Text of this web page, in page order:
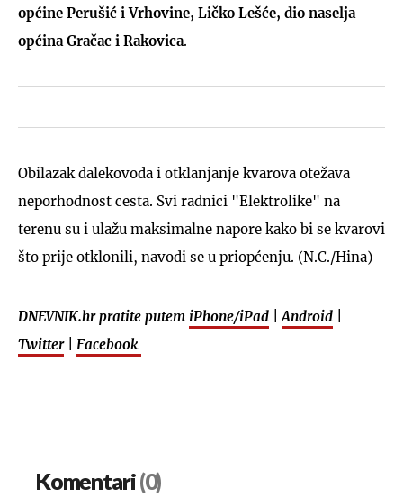
općine Perušić i Vrhovine, Ličko Lešće, dio naselja
općina Gračac i Rakovica.
Obilazak dalekovoda i otklanjanje kvarova otežava
neporhodnost cesta. Svi radnici "Elektrolike" na
terenu su i ulažu maksimalne napore kako bi se kvarovi
što prije otklonili, navodi se u priopćenju. (N.C./Hina)
DNEVNIK.hr pratite putem iPhone/iPad Android
Twitter| Facebook
Komentari(0)